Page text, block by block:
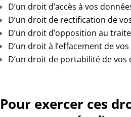
D’un droit d’accès à vos
D’un droit de rectification de
D’un droit d’opposition au
D’un droit à l’effacement de
D’un droit de portabilité de
Pour exercer ces